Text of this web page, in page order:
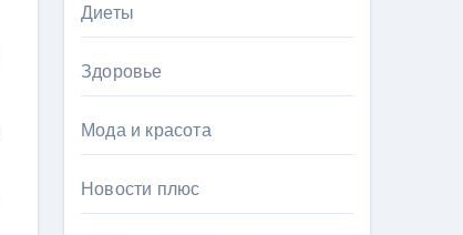
Диеты
Здоровье
Мода и красота
Новости плюс